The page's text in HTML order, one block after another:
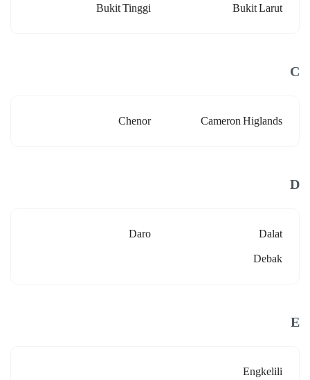
Bukit Larut
Bukit Tinggi
C
Cameron Higlands
Chenor
D
Dalat
Daro
Debak
E
Engkelili